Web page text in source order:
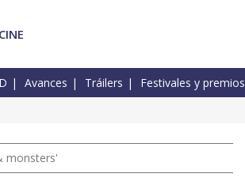
CINE
Avances Tráilers Festivales y premios
monsters'